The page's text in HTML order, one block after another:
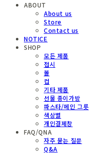
ABOUT
About us
Store
Contact us
NOTICE
SHOP
모든 제품
접시
볼
컵
기타 제품
선물 종이가방
파스타/메인 그릇
색상별
개인결제창
FAQ/QNA
자주 묻는 질문
Q&A